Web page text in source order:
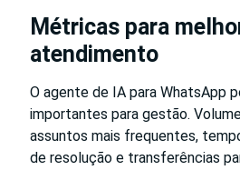
Métricas para
atendimento
O agente de IA para WhatsApp
importantes para gestão.
assuntos mais frequentes,
de resolução e transferências